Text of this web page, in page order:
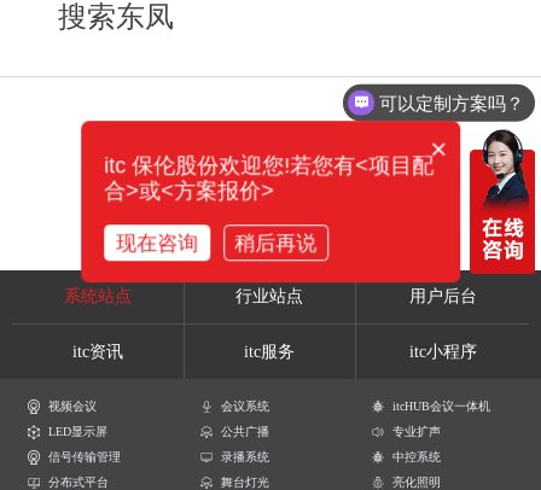
搜索东凤
系统站点 行业站点 用户后台
itc资讯 itc服务 itc小程序
视频会议 会议系统
itcHUB会议一体机
LED显示屏
公共广播
专业扩声
信号传输管理
录播系统
中控系统
分布式平台
舞台灯光
亮化照明
可以定制方案吗？
×
itc 保伦股份欢迎您!若您有<项目配
合>或<方案报价>
现在咨询 稍后再说